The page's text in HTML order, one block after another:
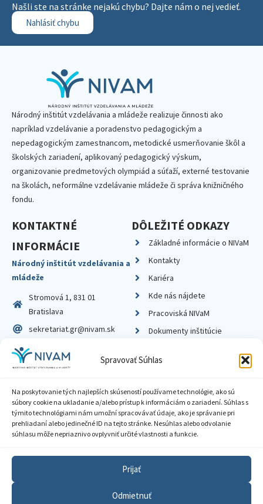
Spravovať Súhlas
Na poskytovanie tých najlepších skúseností používame technológie, ako sú
súbory cookie na ukladanie a/alebo prístup k informáciám o zariadení. Súhlas s
týmito technológiami nám umožní spracovávať údaje, ako je správanie pri
prehliadaní alebo jedinečné ID na tejto stránke. Nesúhlas alebo odvolanie
súhlasu môže nepriaznivo ovplyvniť určité vlastnosti a funkcie.
Prijať
Odmietnuť
Našli ste na stránke nejakú chybu? Dajte nám o nej vedieť.
Nahlásiť chybu
Národný inštitút vzdelávania a mládeže realizuje činnosti ako
napríklad vzdelávanie a poradenstvo pedagogickým a
nepedagogickým zamestnancom, metodické usmerňovanie škôl a
školských zariadení, aplikovaný pedagogický výskum,
organizovanie predmetových olympiád a súťaží, externé testovanie
na školách, neformálne vzdelávanie mládeže či správa knižničného
fondu.
KONTAKTNÉ
INFORMÁCIE
Národný inštitút vzdelávania a
mládeže
Stromová 1, 831 01
Bratislava
sekretariat.gr@nivam.sk
IČO: 00164348
DIČ: 2020798714
DÔLEŽITÉ ODKAZY
Základné informácie o NIVaM
Kontakty
Kariéra
Kde nás nájdete
Pracoviská NIVaM
Dokumenty inštitúcie
Zásady ochrany súkromia
Sprístupnenie informácií